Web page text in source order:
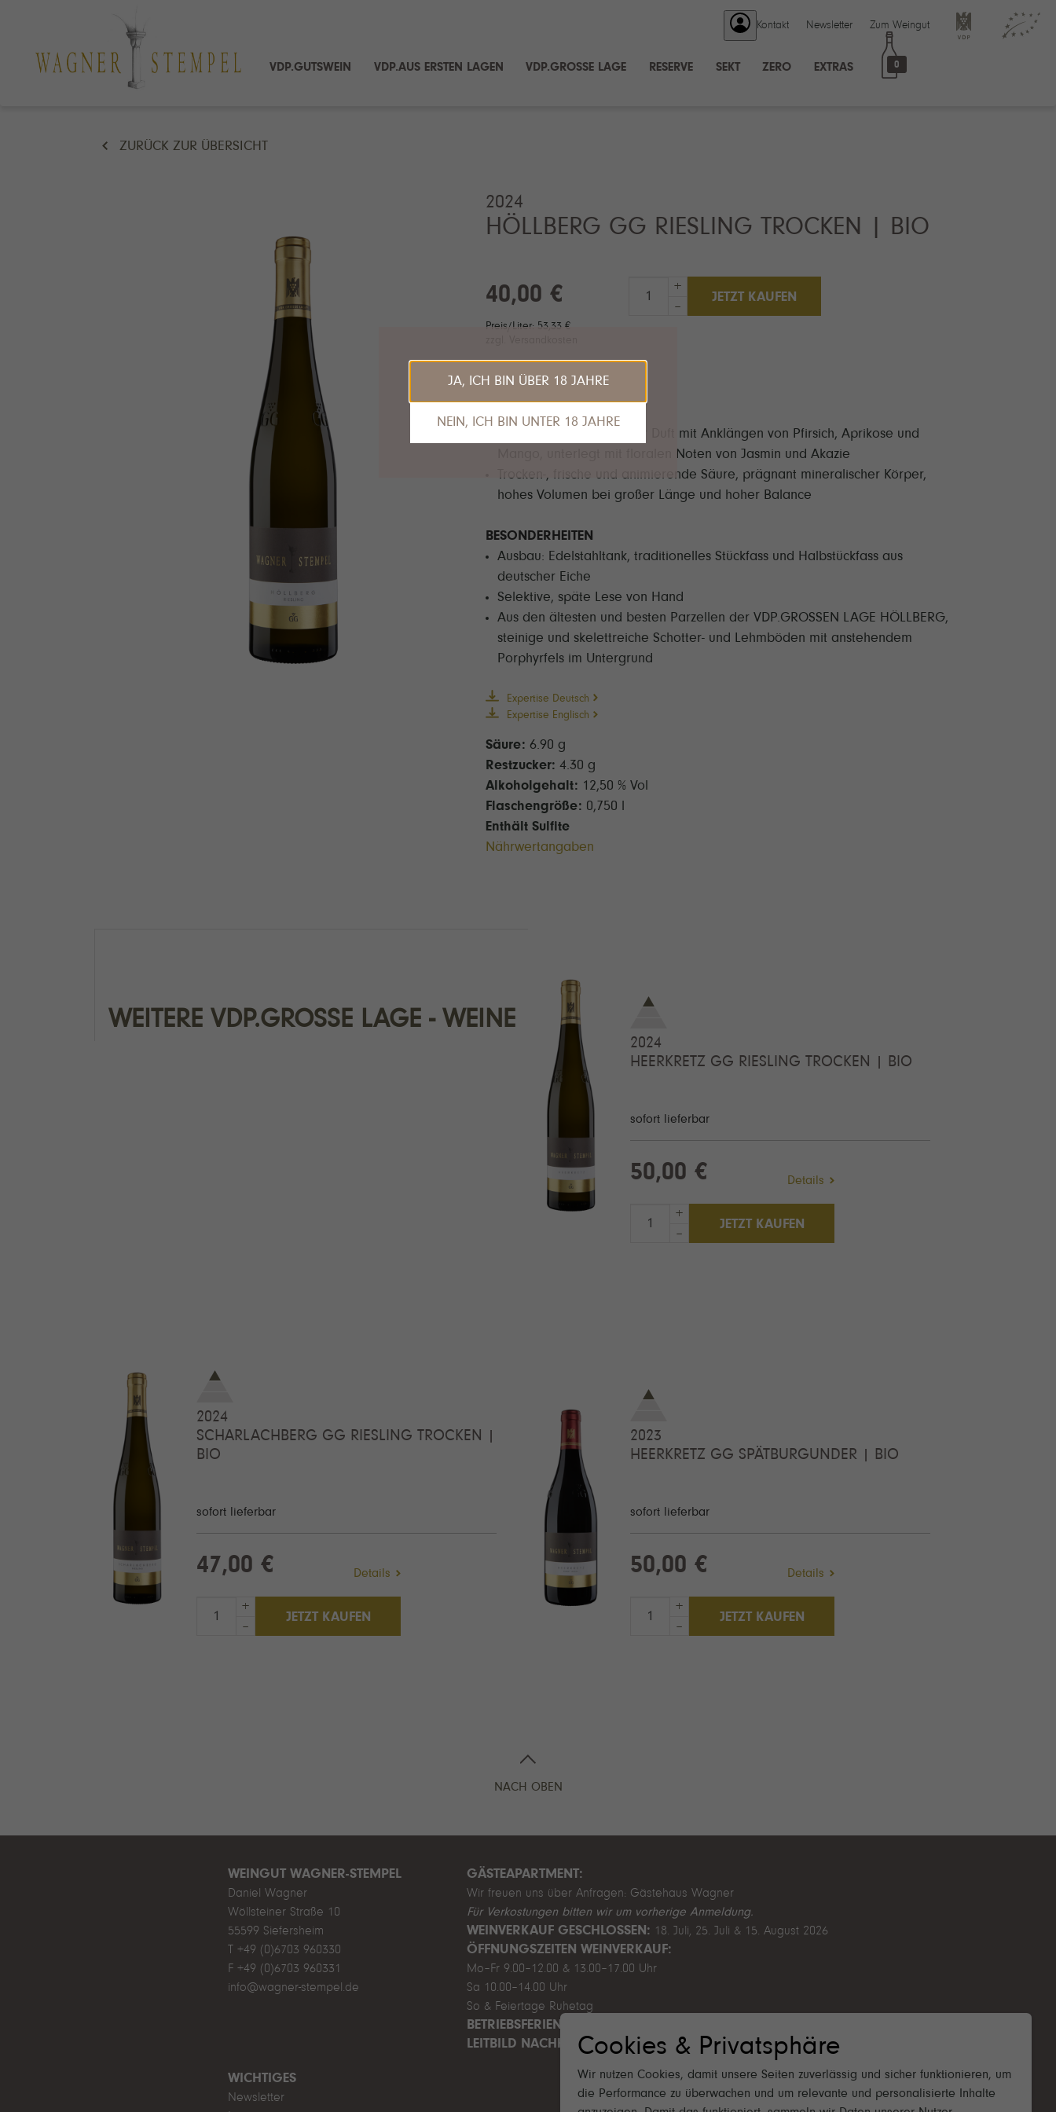
Kontakt Newsletter Zum Weingut
VDP.GUTSWEIN VDP.AUS ERSTEN LAGEN VDP.GROSSE LAGE RESERVE SEKT ZERO EXTRAS 0
ZURÜCK ZUR ÜBERSICHT
2024
HÖLLBERG GG RIESLING TROCKEN | BIO
40,00 €
+
–
JETZT KAUFEN
Preis/Liter: 53,33 €
Klare, hellgelbe Farbe
Intensiver und komplexer Duft mit Anklängen von Pfirsich, Aprikose und
Mango, unterlegt mit floralen Noten von Jasmin und Akazie
Trocken-, frische und animierende Säure, prägnant mineralischer Körper,
hohes Volumen bei großer Länge und hoher Balance
BESONDERHEITEN
Ausbau: Edelstahltank, traditionelles Stückfass und Halbstückfass aus
deutscher Eiche
Selektive, späte Lese von Hand
Aus den ältesten und besten Parzellen der VDP.GROSSEN LAGE HÖLLBERG,
steinige und skelettreiche Schotter- und Lehmböden mit anstehendem
Porphyrfels im Untergrund
Expertise Deutsch
Expertise Englisch
Säure: 6.90 g
Restzucker: 4.30 g
Alkoholgehalt: 12,50 % Vol
Flaschengröße: 0,750 l
Enthält Sulfite
Nährwertangaben
WEITERE VDP.GROSSE LAGE
2024
HEERKRETZ GG RIESLING TROCKEN | BIO
sofort lieferbar
50,00 € Details
+
–
JETZT KAUFEN
2024
SCHARLACHBERG GG RIESLING TROCKEN |
BIO
sofort lieferbar
47,00 € Details
+
–
JETZT KAUFEN
2023
HEERKRETZ GG SPÄTBURGUNDER | BIO
sofort lieferbar
50,00 € Details
+
–
JETZT KAUFEN
NACH OBEN
WEINGUT WAGNER-STEMPEL
Daniel Wagner
Wöllsteiner Straße 10
55599 Siefersheim
T +49 (0)6703 960330
F +49 (0)6703 960331
info@wagner-stempel.de
GÄSTEAPARTMENT:
Wir freuen uns über Anfragen: Gästehaus Wagner
Für Verkostungen bitten wir um vorherige Anmeldung.
WEINVERKAUF GESCHLOSSEN: 18. Juli, 25. Juli & 15. August 2026
ÖFFNUNGSZEITEN WEINVERKAUF:
Mo–Fr 9.00–12.00 & 13.00–17.00 Uhr
Sa 10.00–14.00 Uhr
So & Feiertage Ruhetag
BETRIEBSFERIEN SOMMER:
LEITBILD NACHHALTIGKEIT 2025
WICHTIGES
Newsletter
JA, ICH BIN ÜBER 18 JAHRE
NEIN, ICH BIN UNTER 18 JAHRE
Cookies & Privatsphäre
Wir nutzen Cookies, damit unsere Seiten zuverlässig und sicher funktionieren, um
die Performance zu überwachen und um relevante und personalisierte Inhalte